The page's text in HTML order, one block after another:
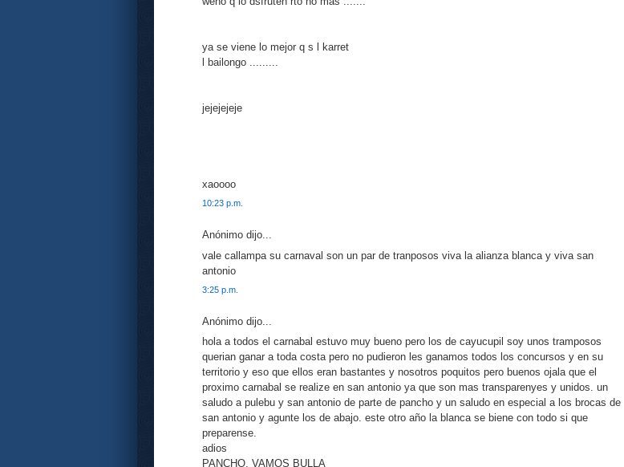
ya se viene lo mejor q s l karret
l bailongo .........
jejejejeje
xaoooo
10:23 p.m.
Anónimo dijo...
vale callampa su carnaval son un par de tranposos viva la alianza blanca y viva san
antonio
3:25 p.m.
Anónimo dijo...
hola a todos el carnabal estuvo muy bueno pero los de cayucupil soy unos tramposos
querian ganar a toda costa pero no pudieron les ganamos todos los concursos y en su
territorio y eso que ellos eran bastantes y nosotros poquitos pero buenos ojala que el
proximo carnabal se realize en san antonio ya que son mas transparenyes y unidos. un
saludo a pulebu y san antonio de parte de pancho y un saludo en especial a los brocas de
san antonio y agunte los de abajo. este otro año la blanca se biene con todo si que
preparense.
adios
PANCHO. VAMOS BULLA